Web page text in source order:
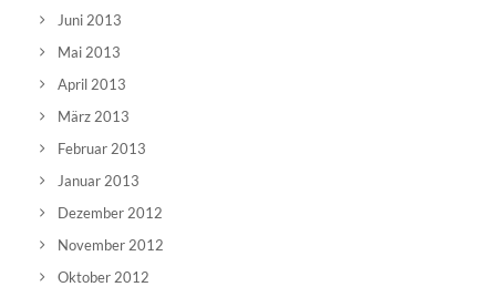
Juni 2013
Mai 2013
April 2013
März 2013
Februar 2013
Januar 2013
Dezember 2012
November 2012
Oktober 2012